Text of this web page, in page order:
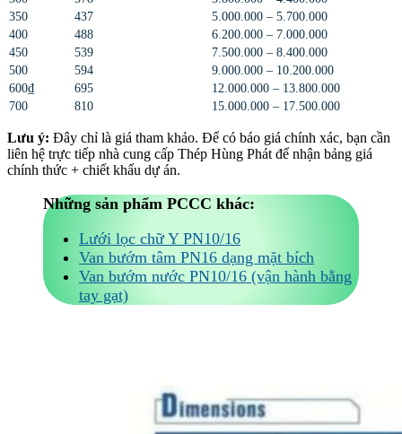
350
437
5.000.000 – 5.700.000
400
488
6.200.000 – 7.000.000
450
539
7.500.000 – 8.400.000
500
594
9.000.000 – 10.200.000
600₫
695
12.000.000 – 13.800.000
700
810 15.000.000 – 17.500.000
Lưu ý: Đây chỉ là giá tham khảo. Để có báo giá chính xác, bạn cần
liên hệ trực tiếp nhà cung cấp Thép Hùng Phát để nhận bảng giá
chính thức + chiết khấu dự án.
Những sản phẩm PCCC khác:
Lưới lọc chữ Y PN10/16
Van bướm tâm PN16 dạng mặt bích
Van bướm nước PN10/16 (vận hành bằng
tay gạt)